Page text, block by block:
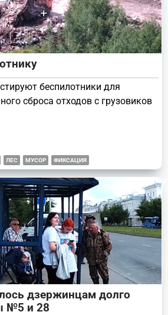
беспилотники для
сброса отходов с грузовиков
ЛЕС МУСОР ФИКСАЦИЯ
дзержинцам долго
№5 и 28